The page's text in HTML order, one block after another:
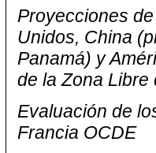
Proyecciones
Unidos, China
Panamá) y
de la Zona Libre
Evaluación de
Francia OCDE